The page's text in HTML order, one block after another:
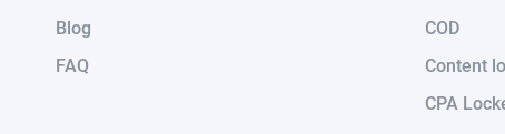
Blog
FAQ
COD
Content
CPA